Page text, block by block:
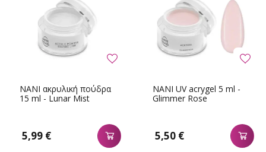
NANI ακρυλική πούδρα
15 ml - Lunar Mist
5,99 €
NANI UV acrygel 5 ml -
Glimmer Rose
5,50 €